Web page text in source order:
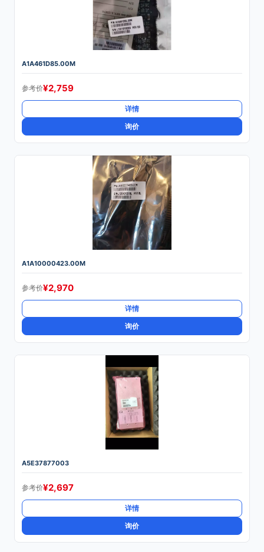
A1A461D85.00M
参考价¥2,759
详情
询价
A1A10000423.00M
参考价¥2,970
详情
询价
A5E37877003
参考价¥2,697
详情
询价